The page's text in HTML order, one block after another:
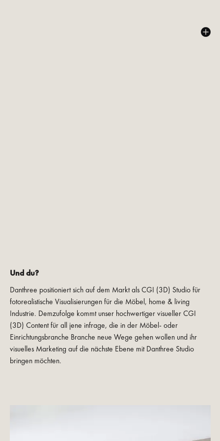
Und du?
Danthree positioniert sich auf dem Markt als CGI (3D) Studio für
fotorealistische Visualisierungen für die Möbel, home & living
Industrie. Demzufolge kommt unser hochwertiger visueller CGI
(3D) Content für all jene infrage, die in der Möbel- oder
Einrichtungsbranche Branche neue Wege gehen wollen und ihr
visuelles Marketing auf die nächste Ebene mit Danthree Studio
bringen möchten.